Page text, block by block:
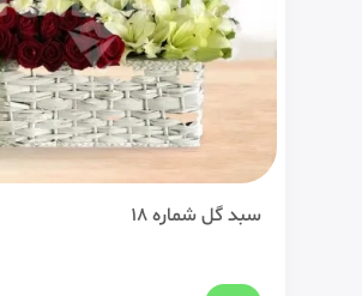
سبد گل شماره 18